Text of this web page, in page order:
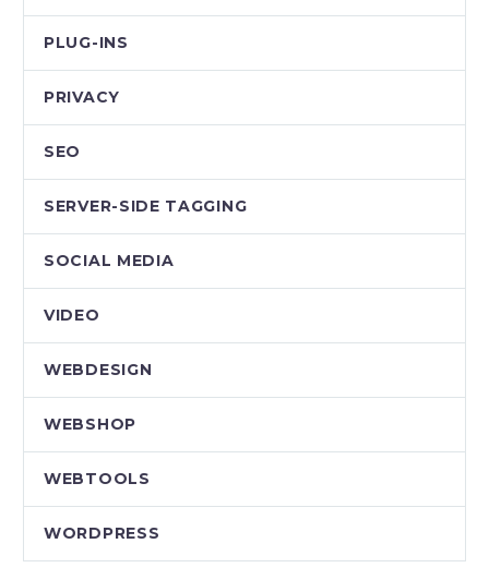
PLUG-INS
PRIVACY
SEO
SERVER-SIDE TAGGING
SOCIAL MEDIA
VIDEO
WEBDESIGN
WEBSHOP
WEBTOOLS
WORDPRESS